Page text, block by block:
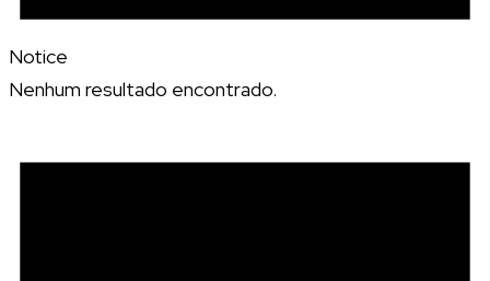
Notice
Nenhum resultado encontrado.